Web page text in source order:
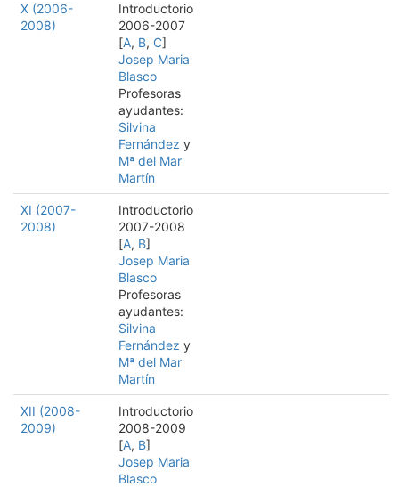
X (2006-
2008)
Introductorio
2006-2007
[A, B, C]
Josep Maria
Blasco
Profesoras
ayudantes:
Silvina
Fernández y
Mª del Mar
Martín
XI (2007-
2008)
Introductorio
2007-2008
[A, B]
Josep Maria
Blasco
Profesoras
ayudantes:
Silvina
Fernández y
Mª del Mar
Martín
XII (2008-
2009)
Introductorio
2008-2009
[A, B]
Josep Maria
Blasco